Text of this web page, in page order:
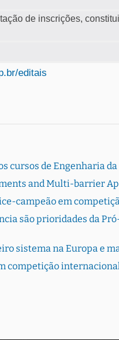
de inscrições,
editais
de Engenharia da
and Multi-barrier
campeão em
são prioridades da
sistema na Europa e
competição